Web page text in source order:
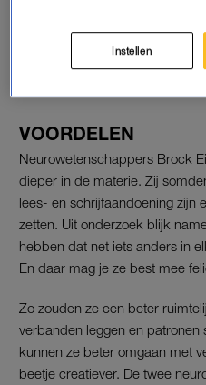
VOORDELEN
Neurowetenschappers Brock
dieper in de materie. Zij
lees- en schrijfaandoening zijn
zetten. Uit onderzoek blijk
hebben dat net iets anders in
En daar mag je ze best mee
Zo zouden ze een beter
verbanden leggen en patronen
kunnen ze beter omgaan met
beetje creatiever. De twee
Instellen